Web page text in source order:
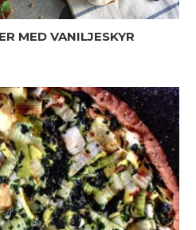
MED VANILJESKYR